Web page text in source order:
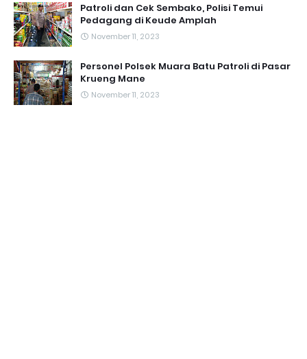
Patroli dan Cek Sembako, Polisi Temui
Pedagang di Keude Amplah
November 11, 2023
Personel Polsek Muara Batu Patroli di Pasar
Krueng Mane
November 11, 2023